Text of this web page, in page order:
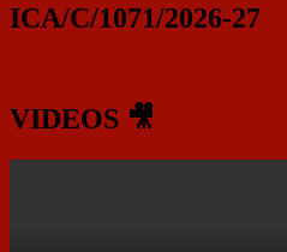
ICA/C/1071/2026-27
VIDEOS 🎥